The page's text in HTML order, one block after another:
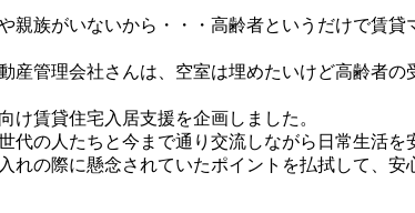
親族がいないから・・・高齢者というだけで賃貸
産管理会社さんは、空室は埋めたいけど高齢者
け賃貸住宅入居支援を企画しました。
代の人たちと今まで通り交流しながら日常生活を
れの際に懸念されていたポイントを払拭して、安